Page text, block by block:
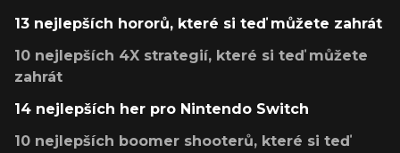
13 nejlepších hororů, které si teď můžete zahrát
10 nejlepších 4X strategií, které si teď můžete
zahrát
14 nejlepších her pro Nintendo Switch
10 nejlepších boomer shooterů, které si teď